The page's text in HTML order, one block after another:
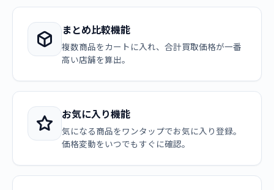
まとめ比較機能
複数商品をカートに入れ、合計買取価格が一番
高い店舗を算出。
お気に入り機能
気になる商品をワンタップでお気に入り登録。
価格変動をいつでもすぐに確認。